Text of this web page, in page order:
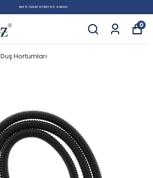
500 TL ÜZERI ÜCRETSIZ KARGO
0
Duş Hortumları